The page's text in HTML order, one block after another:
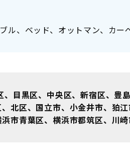
ル、ベッド、オットマン、カ
、目黒区、中央区、新宿区、豊
北区、国立市、小金井市、狛
市青葉区、横浜市都筑区、川